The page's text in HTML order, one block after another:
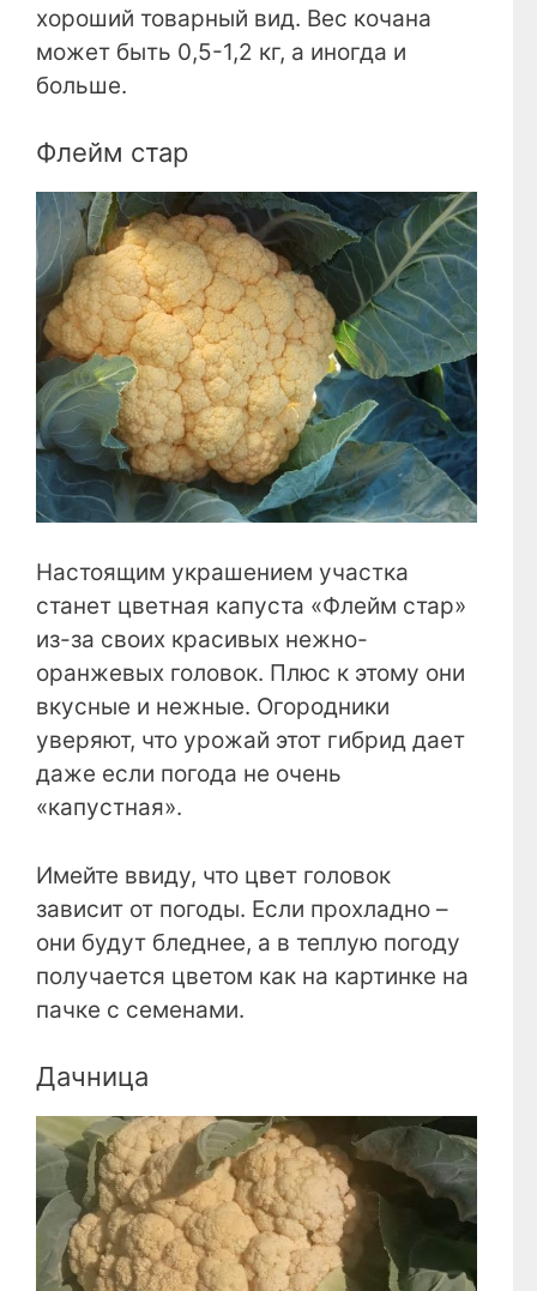
хороший товарный вид. Вес кочана
может быть 0,5-1,2 кг, а иногда и
больше.
Флейм стар
Настоящим украшением участка
станет цветная капуста «Флейм стар»
из-за своих красивых нежно-
оранжевых головок. Плюс к этому они
вкусные и нежные. Огородники
уверяют, что урожай этот гибрид дает
даже если погода не очень
«капустная».
Имейте ввиду, что цвет головок
зависит от погоды. Если прохладно –
они будут бледнее, а в теплую погоду
получается цветом как на картинке на
пачке с семенами.
Дачница